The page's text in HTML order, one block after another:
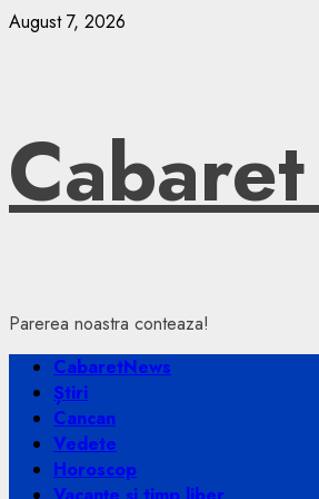
Skip
August 7, 2026
Parerea noastra conteaza!
Primary
Menu
CabaretNews
Știri
Cancan
Vedete
Horoscop